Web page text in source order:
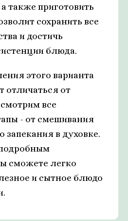
также приготовить
сохранить все
и достичь
блюда.
этого варианта
отличаться от
все
- от смешивания
запекания в духовке.
сможете легко
и сытное блюдо